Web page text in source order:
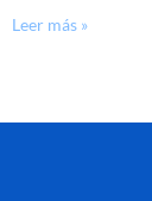
Leer más »